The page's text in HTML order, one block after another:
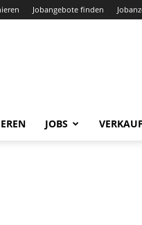
Jobangebote finden
JOBS VERKAUF